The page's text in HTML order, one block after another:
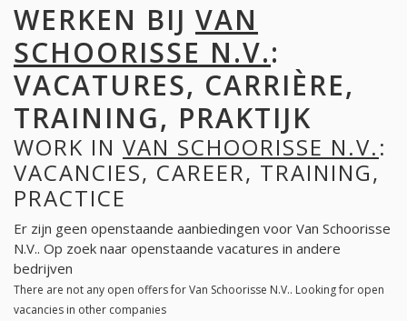
WERKEN BIJ VAN
SCHOORISSE N.V.:
VACATURES, CARRIÈRE,
TRAINING, PRAKTIJK
WORK IN VAN SCHOORISSE N.V.:
VACANCIES, CAREER, TRAINING,
PRACTICE
Er zijn geen openstaande aanbiedingen voor Van Schoorisse
N.V.. Op zoek naar openstaande vacatures in andere
bedrijven
There are not any open offers for Van Schoorisse N.V.. Looking for open
vacancies in other companies